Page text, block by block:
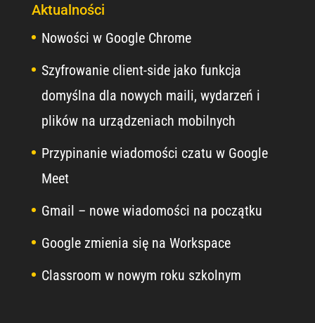
Aktualności
Nowości w Google Chrome
Szyfrowanie client-side jako funkcja
domyślna dla nowych maili, wydarzeń i
plików na urządzeniach mobilnych
Przypinanie wiadomości czatu w Google
Meet
Gmail – nowe wiadomości na początku
Google zmienia się na Workspace
Classroom w nowym roku szkolnym